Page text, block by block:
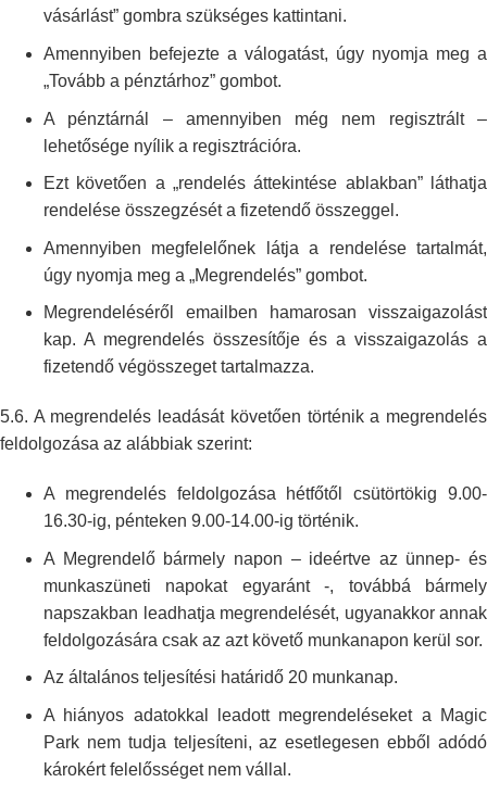
vásárlást” gombra szükséges kattintani.
Amennyiben befejezte a válogatást, úgy nyomja meg a
„Tovább a pénztárhoz” gombot.
A pénztárnál – amennyiben még nem regisztrált –
lehetősége nyílik a regisztrációra.
Ezt követően a „rendelés áttekintése ablakban” láthatja
rendelése összegzését a fizetendő összeggel.
Amennyiben megfelelőnek látja a rendelése tartalmát,
úgy nyomja meg a „Megrendelés” gombot.
Megrendeléséről emailben hamarosan visszaigazolást
kap. A megrendelés összesítője és a visszaigazolás a
fizetendő végösszeget tartalmazza.
5.6. A megrendelés leadását követően történik a megrendelés
feldolgozása az alábbiak szerint:
A megrendelés feldolgozása hétfőtől csütörtökig 9.00-
16.30-ig, pénteken 9.00-14.00-ig történik.
A Megrendelő bármely napon – ideértve az ünnep- és
munkaszüneti napokategyaránt -, továbbá bármely
napszakban leadhatja megrendelését, ugyanakkorannak
feldolgozására csak az azt követő munkanapon kerül sor.
Az általános teljesítési határidő 20 munkanap.
A hiányos adatokkal leadott megrendeléseket a Magic
Park nem tudja teljesíteni, az esetlegesen ebből adódó
károkért felelősséget nem vállal.